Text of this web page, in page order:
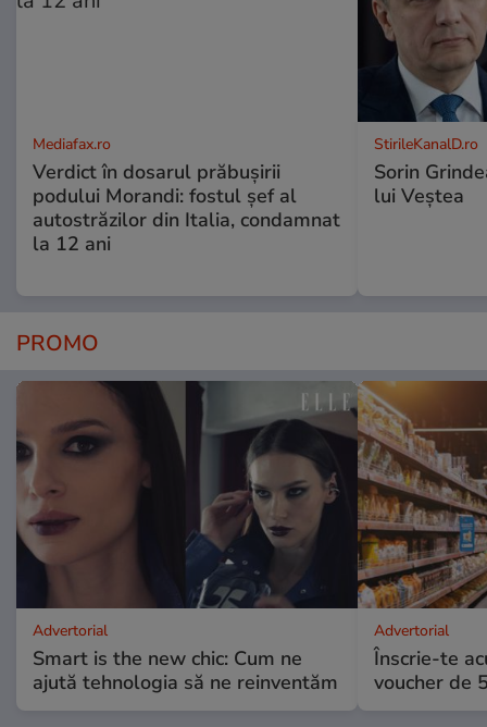
Mediafax.ro
Verdict în dosarul prăbușirii
podului Morandi: fostul șef al
autostrăzilor din Italia, condamnat
la 12 ani
StirileKanalD.ro
Sorin
lui Veștea
PROMO
Advertorial
Smart is the new chic: Cum ne
ajută tehnologia să ne reinventăm
Advertorial
Înscrie-te
voucher de